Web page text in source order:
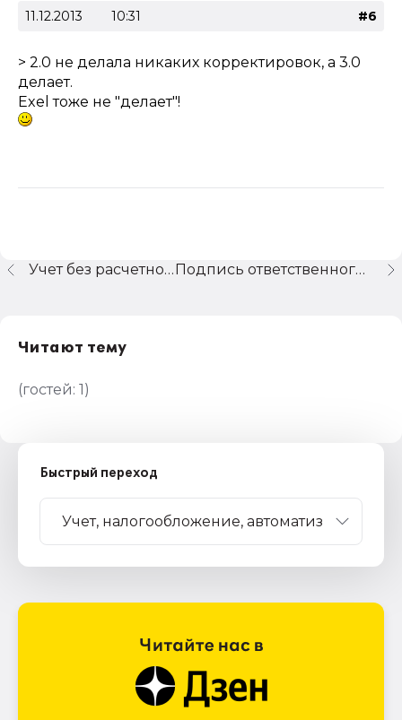
11.12.2013 10:31 #6
> 2.0 не делала никаких корректировок, а 3.0
делает.
Exel тоже не "делает"!
Подпись ответственного лица в регистрах учета
Учет без расчетного счета.
Читают тему
(гостей: 1)
Быстрый переход